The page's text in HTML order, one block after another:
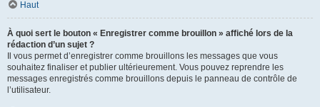
Haut
À quoi sert le bouton « Enregistrer comme brouillon » affiché lors de la
rédaction d’un sujet ?
Il vous permet d’enregistrer comme brouillons les messages que vous
souhaitez finaliser et publier ultérieurement. Vous pouvez reprendre les
messages enregistrés comme brouillons depuis le panneau de contrôle de
l’utilisateur.